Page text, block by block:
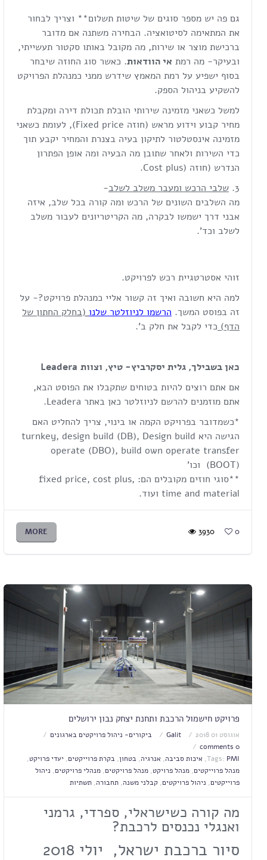
גם פה יש מספר סוגים של שיטות תשלום** וצריך לבחור
את המתאימה לסיטואציה. הבחירה משתנה אם מדובר
ברכישת מוצר או שירות, מה מקובל באותו סקטור תעשייתי,
ובעיקר- מה רמת אי הוודאות. כאשר סוג החוזה שיבחר
בסוף ישפיע על רמת המאמץ שידרש ממני כמנהלת הפרויקט
להשקיע בניהול הספק.
למשל כשאני מזמינה שירותי הובלת תכולת דירה ומקבלת
מחיר קבוע וידוע מראש (חוזה Fixed price), לעומת כשאני
מזמינה אינסטלטור לתיקון בעיה בצנרת והמחיר יקבע תוך
כדי השירות ולאחר שתובן מה הבעיה ומה אופן הפתרון
הנדרש (חוזה (Cost plus.
שלבי הרכש ומעבר משלב לשלב-
מה השלבים השונים של הרכש ומה קורה בכל שלב, איזה
אבני דרך ישמשו לבקרה, מה הקריטריונים לעבור משלב
לשלב וכד'.
זוהי אסטרטגיית רכש לפרויקט.
למה היא חשובה ואיך זה קשור אליי כמנהלת פרויקט?- על
זה בפוסט המשך. הרשמו לניוזלטר שלנו (בחלק החתון של
הדף)כדי לקבל את חלק ב'.
כאן בשבילך, גלית יסקרביץ- טיץ, וצוות Leadera
אם אתם רוצים להיות בטוחים שתקבלו את הפוסט הבא,
אתם מוזמנים להרשם לניוזלטר כאן באתר Leadera.
*כשמדובר בפרויקט הקמה או בינוי, צריך להחליט האם
הגישה היא turnkey, design build (DB), Design build
operate (DBO), build own operate transfer
(BOOT) וכו'
**סוגי חוזים מקובלים הם: fixed price, cost plus,
time and material ועוד.
MORE 3930 0
פרויקט חישמול הרכבת ותחנת יצחק נבון ירושלים
אוגוסט 01 2018 Galit
ביקורים- ניהול פרויקטים בארגונים
0 comments
Tags: PMI
, איכות סביבה, אנרגיה, בטחון, בקרת פרוייקטים, יעדי פרויקט,
מנהל פרוייקטים, מנהל פרויקט, מנהל פרויקטים, מנהלי פרויקטים, ניהול
פרוייקטים, ניהול פרויקטים, קבלני משנה, תחבורה, תשתיות
מה קורה כשישראלי, ספרדי, גרמני
ואנגלי נכנסים לרכבת?
סיור ברכבת ישראל, יולי 2018